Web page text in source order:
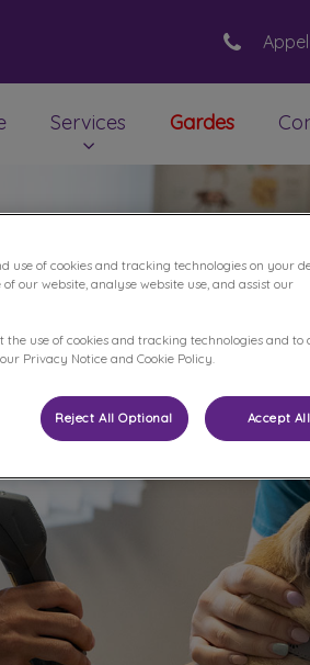
Services Gardes
use of cookies and tracking technologies on your
our website, analyse website use, and assist our
the use of cookies and tracking technologies and to
Privacy Notice and Cookie Policy.
Reject All Optional Accept All